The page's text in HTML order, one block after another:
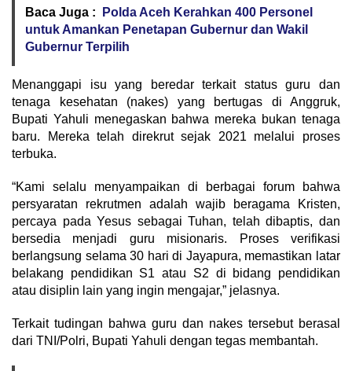
Baca Juga :
Polda Aceh Kerahkan 400 Personel
untuk Amankan Penetapan Gubernur dan Wakil
Gubernur Terpilih
Menanggapi isu yang beredar terkait status guru dan
tenaga kesehatan (nakes) yang bertugas di Anggruk,
Bupati Yahuli menegaskan bahwa mereka bukan tenaga
baru. Mereka telah direkrut sejak 2021 melalui proses
terbuka.
“Kami selalu menyampaikan di berbagai forum bahwa
persyaratan rekrutmen adalah wajib beragama Kristen,
percaya pada Yesus sebagai Tuhan, telah dibaptis, dan
bersedia menjadi guru misionaris. Proses verifikasi
berlangsung selama 30 hari di Jayapura, memastikan latar
belakang pendidikan S1 atau S2 di bidang pendidikan
atau disiplin lain yang ingin mengajar,” jelasnya.
Terkait tudingan bahwa guru dan nakes tersebut berasal
dari TNI/Polri, Bupati Yahuli dengan tegas membantah.